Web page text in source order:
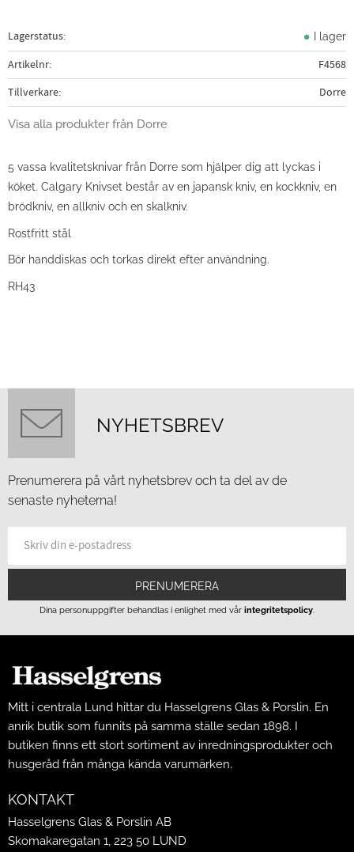
Lagerstatus I lager
Artikelnr
F4568
Tillverkare
Dorre
Visa alla produkter från Dorre
5 vassa kvalitetsknivar från Dorre som hjälper dig att lyckas i
köket. Calgary Knivset består av en japansk kniv, en kockkniv, en
brödkniv, en allkniv och en skalkniv.
Rostfritt stål
Bör handdiskas och torkas direkt efter användning.
RH43
NYHETSBREV
Prenumerera på vårt nyhetsbrev och ta del av de
senaste nyheterna!
PRENUMERERA
Dina personuppgifter behandlas i enlighet med vår integritetspolicy.
Mitt i centrala Lund hittar du Hasselgrens Glas & Porslin. En
anrik butik som funnits på samma ställe sedan 1898. I
butiken finns ett stort sortiment av inredningsprodukter och
husgeråd från många kända varumärken.
KONTAKT
Hasselgrens Glas & Porslin AB
Skomakaregatan 1, 223 50 LUND